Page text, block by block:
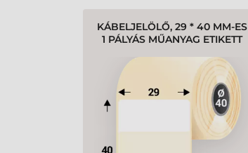
KÁBELJELÖLŐ, 29 * 40 MM-ES
1 PÁLYÁS MŰANYAG ETIKETT
KÁBELEKHEZ (1250
CÍMKE/TEKERCS)
Tezeko